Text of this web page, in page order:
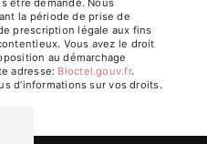
être demandé. Nous
la période de prise de
prescription légale aux fins
Vous avez le droit
au démarchage
adresse:
Bloctel.gouv.fr.
d’informations sur vos droits.